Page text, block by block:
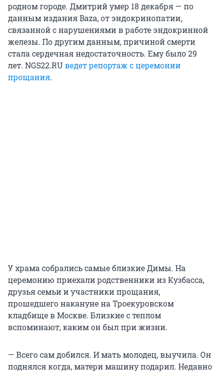
родном городе. Дмитрий умер 18 декабря — по
данным издания Baza, от эндокринопатии,
связанной с нарушениями в работе эндокринной
железы. По другим данным, причиной смерти
стала сердечная недостаточность. Ему было 29
лет. NGS22.RUведет репортаж с церемонии
прощания.
У храма собрались самые близкие Димы. На
церемонию приехали родственники из Кузбасса,
друзья семьи и участники прощания,
прошедшего накануне на Троекуровском
кладбище в Москве. Близкие с теплом
вспоминают, каким он был при жизни.
— Всего сам добился. И мать молодец, выучила. Он
поднялся когда, матери машину подарил. Недавно